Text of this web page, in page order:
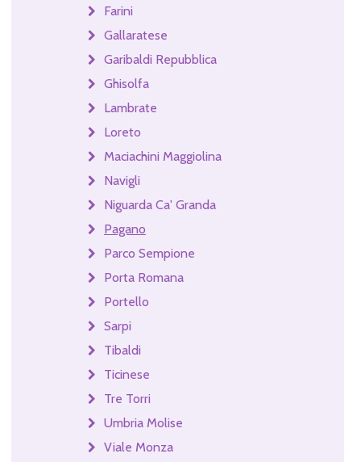
Farini
Gallaratese
Garibaldi Repubblica
Ghisolfa
Lambrate
Loreto
Maciachini Maggiolina
Navigli
Niguarda Ca' Granda
Pagano
Parco Sempione
Porta Romana
Portello
Sarpi
Tibaldi
Ticinese
Tre Torri
Umbria Molise
Viale Monza